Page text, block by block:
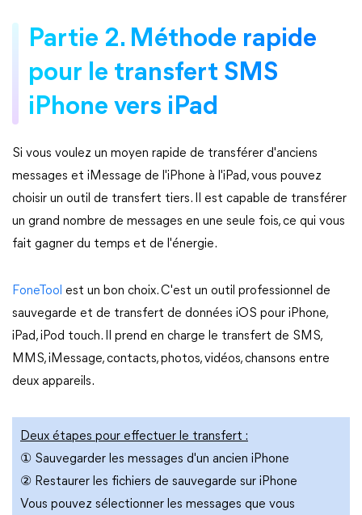
Partie 2. Méthode rapide
pour le transfert SMS
iPhone vers iPad
Si vous voulez un moyen rapide de transférer d'anciens
messages et iMessage de l'iPhone à l'iPad, vous pouvez
choisir un outil de transfert tiers. Il est capable de transférer
un grand nombre de messages en une seule fois, ce qui vous
fait gagner du temps et de l'énergie.
FoneTool est un bon choix. C'est un outil professionnel de
sauvegarde et de transfert de données iOS pour iPhone,
iPad, iPod touch. Il prend en charge le transfert de SMS,
MMS, iMessage, contacts, photos, vidéos, chansons entre
deux appareils.
Deux étapes pour effectuer le transfert :
① Sauvegarder les messages d'un ancien iPhone
② Restaurer les fichiers de sauvegarde sur iPhone
Vous pouvez sélectionner les messages que vous